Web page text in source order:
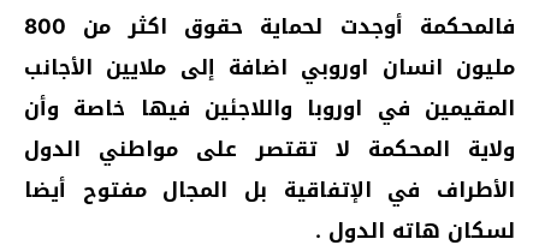
فالمحكمة أوجدت لحماية حقوق اكثر من 800
مليون انسان اوروبي اضافة إلى ملايين الأجانب
المقيمين في اوروبا واللاجئين فيها خاصة وأن
ولاية المحكمة لا تقتصر على مواطني الدول
الأطراف في الإتفاقية بل المجال مفتوح أيضا
لسكان هاته الدول .